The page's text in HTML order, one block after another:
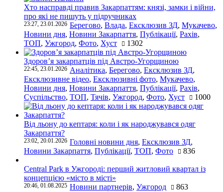
Хто насправді правив Закарпаттям: князі, замки і війни,
про які не пишуть у підручниках
23:27, 23.01.2026 Берегово, Влада, Ексклюзив ЗД, Мукачево,
Новини дня, Новини Закарпаття, Публікації, Рахів,
ТОП, Ужгород, Фото, Хуст 1302
Здоров’я закарпатців під Австро-Угорщиною
22:45, 23.01.2026 Аналітика, Берегово, Ексклюзив ЗД,
Ексклюзивне відео, Ексклюзивні фото, Мукачево,
Новини дня, Новини Закарпаття, Публікації, Рахів,
Суспільство, ТОП, Тячів, Ужгород, Фото, Хуст 1000
Від льону до кептаря: коли і як народжувався одяг
Закарпаття?
23:02, 20.01.2026 Головні новини дня, Ексклюзив ЗД,
Новини Закарпаття, Публікації, ТОП, Фото 836
Central Park в Ужгороді: перший житловий квартал із
концепцією «місто в місті»
20:46, 01.08.2025 Новини партнерів, Ужгород 863